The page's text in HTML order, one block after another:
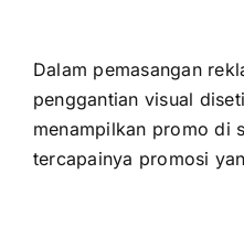
Dalam pemasangan
penggantian visual
menampilkan promo di
tercapainya promosi